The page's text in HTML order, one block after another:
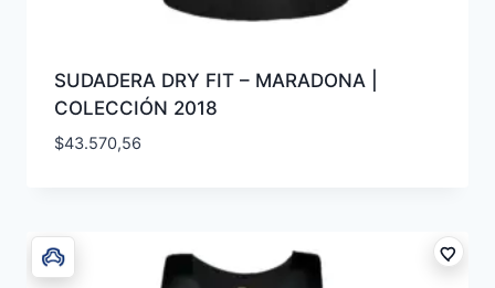
SUDADERA DRY FIT – MARADONA |
COLECCIÓN 2018
$43.570,56